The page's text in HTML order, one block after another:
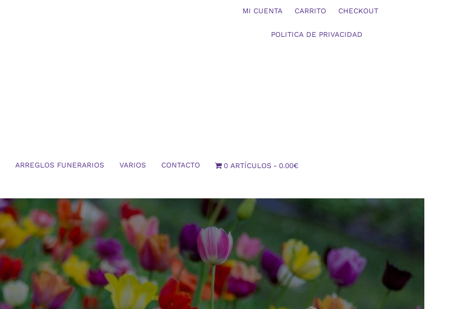
MI CUENTA CARRITO CHECKOUT
POLITICA DE PRIVACIDAD
ARREGLOS FUNERARIOS VARIOS CONTACTO 0 ARTÍCULOS 0.00€